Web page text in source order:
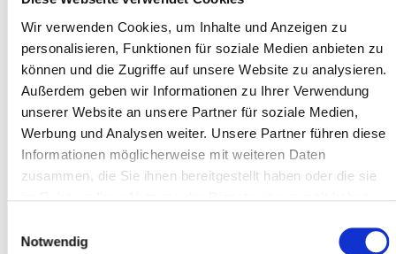
Wir verwenden Cookies, um Inhalte und Anzeigen zu
personalisieren, Funktionen für soziale Medien anbieten zu
können und die Zugriffe auf unsere Website zu analysieren.
Außerdem geben wir Informationen zu Ihrer Verwendung
unserer Website an unsere Partner für soziale Medien,
Werbung und Analysen weiter. Unsere Partner führen diese
Informationen möglicherweise mit weiteren Daten
zusammen, die Sie ihnen bereitgestellt haben oder die sie
Notwendig
Erima-Lederball
Getränkebidon, Geschenke und vieles mehr!
Anmeldung
UnterDatenfindest du alle Angebote der Swisscom
Football Camps aufgelistet - dort kannst du dein passendes
Camp auswählen und dich direkt anmelden.
Camps an Feiertagen?